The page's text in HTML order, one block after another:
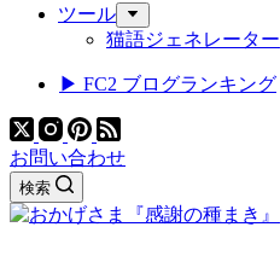
ツール
猫語ジェネレーター
▶ FC2 ブログランキング
お問い合わせ
検索